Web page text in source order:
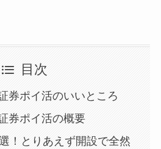
目次
券ポイ活のいいところ
券ポイ活の概要
！とりあえず開設で全然